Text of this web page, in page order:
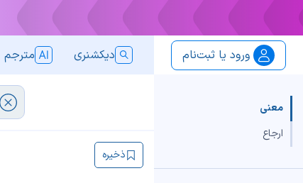
ورود یا ثبت‌نام دیکشنری مترجم
معنی
ارجاع
ذخیره